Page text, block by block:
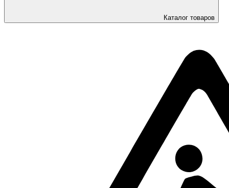
Каталог товаров